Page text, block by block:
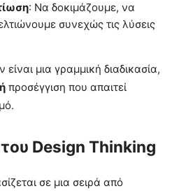
: Να δοκιμάζουμε, να
συνεχώς τις λύσεις
μια γραμμική διαδικασία,
προσέγγιση που απαιτεί
Design Thinking
σε μια σειρά από